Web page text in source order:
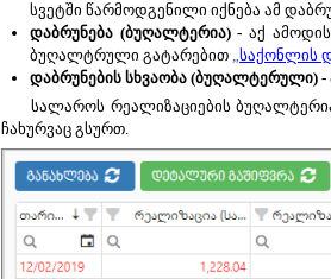
სვეტში წარმოდგენილი იქნება ამ
დაბრუნება (ბუღალტერია) - აქ
ბუღალტრული გატარებით „საქონლის
დაბრუნების სხვაობა (ბუღალტერული) -
სალაროს რეალიზაციების
ჩახურვაც გსურთ.